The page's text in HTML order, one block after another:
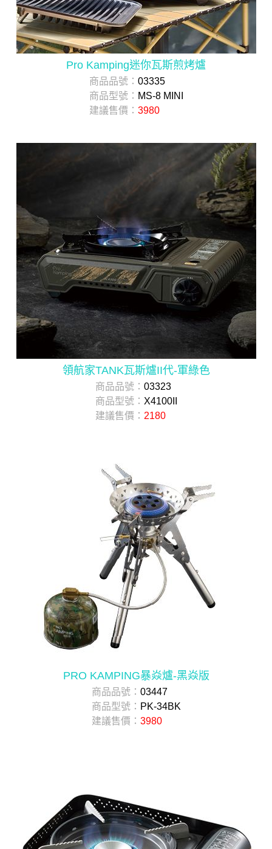
Pro Kamping迷你瓦斯煎烤爐
商品品號： 03335
商品型號： MS-8 MINI
建議售價： 3980
領航家TANK瓦斯爐II代-軍綠色
商品品號： 03323
商品型號： X4100II
建議售價： 2180
PRO KAMPING暴焱爐-黑焱版
商品品號： 03447
商品型號： PK-34BK
建議售價： 3980